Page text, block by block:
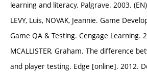
learning and literacy. Palgrave. 2003. (EN)
LEVY, Luis, NOVAK, Jeannie. Game
Game QA & Testing. Cengage Learning.
MCALLISTER, Graham. The difference
and player testing. Edge [online]. 2012.